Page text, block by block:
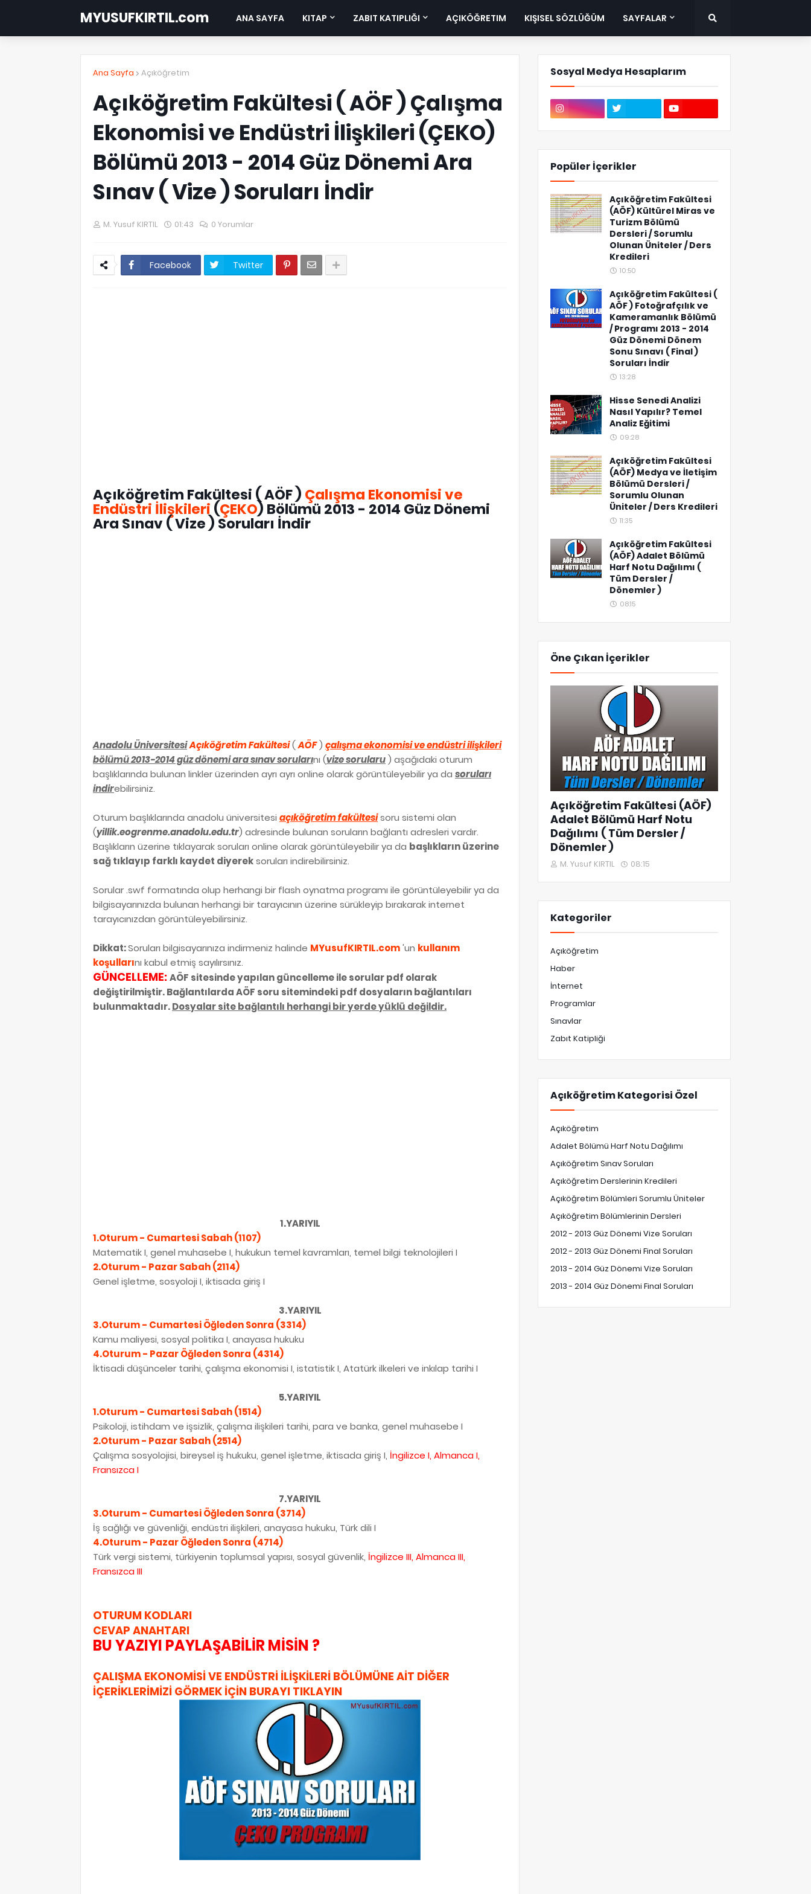
MYUSUFKIRTIL.com ANA SAYFA KITAP ZABIT KATIPLIĞI AÇIKÖĞRETIM KIŞISEL SÖZLÜĞÜM SAYFALAR
Ana Sayfa Açıköğretim
Açıköğretim Fakültesi ( AÖF ) Çalışma
Ekonomisi ve Endüstri İlişkileri (ÇEKO)
Bölümü 2013 - 2014 Güz Dönemi Ara
Sınav ( Vize ) Soruları İndir
M. Yusuf KIRTIL 01:43 0 Yorumlar
Facebook Twitter
Açıköğretim Fakültesi ( AÖF ) Çalışma Ekonomisi ve
Endüstri İlişkileri (ÇEKO) Bölümü 2013 - 2014 Güz Dönemi
Ara Sınav ( Vize ) Soruları İndir
Anadolu ÜniversitesiAçıköğretim Fakültesi(AÖF) çalışma ekonomisi ve endüstri ilişkileri
bölümü 2013-2014 güz dönemi ara sınav sorularını (vize sorularu ) aşağıdaki oturum
başlıklarında bulunan linkler üzerinden ayrı ayrı online olarak görüntüleyebilir ya da soruları
indirebilirsiniz.
Oturum başlıklarında anadolu üniversitesi açıköğretim fakültesisoru sistemi olan
(yillik.eogrenme.anadolu.edu.tr) adresinde bulunan soruların bağlantı adresleri vardır.
Başlıkların üzerine tıklayarak soruları online olarak görüntüleyebilir ya da başlıkların üzerine
sağ tıklayıp farklı kaydet diyereksoruları indirebilirsiniz.
Sorular .swf formatında olup herhangi bir flash oynatma programı ile görüntüleyebilir ya da
bilgisayarınızda bulunan herhangi bir tarayıcının üzerine sürükleyip bırakarak internet
tarayıcınızdan görüntüleyebilirsiniz.
Dikkat:Soruları bilgisayarınıza indirmeniz halinde MYusufKIRTIL.com'un kullanım
koşullarını kabul etmiş sayılırsınız.
GÜNCELLEME:AÖF sitesinde yapılan güncelleme ile sorular pdf olarak
değiştirilmiştir. Bağlantılarda AÖF soru sitemindeki pdf dosyaların bağlantıları
bulunmaktadır.Dosyalar site bağlantılı herhangi bir yerde yüklü değildir.
1.YARIYIL
1.Oturum - Cumartesi Sabah (1107)
Matematik I, genel muhasebe I, hukukun temel kavramları, temel bilgi teknolojileri I
2.Oturum - Pazar Sabah (2114)
Genel işletme, sosyoloji I, iktisada giriş I
3.YARIYIL
3.Oturum - Cumartesi Öğleden Sonra (3314)
Kamu maliyesi, sosyal politika I, anayasa hukuku
4.Oturum - Pazar Öğleden Sonra (4314)
İktisadi düşünceler tarihi, çalışma ekonomisi I, istatistik I, Atatürk ilkeleri ve inkılap tarihi I
5.YARIYIL
1.Oturum - Cumartesi Sabah (1514)
Psikoloji, istihdam ve işsizlik, çalışma ilişkileri tarihi, para ve banka, genel muhasebe I
2.Oturum - Pazar Sabah (2514)
Çalışma sosyolojisi, bireysel iş hukuku, genel işletme, iktisada giriş I, İngilizce I, Almanca I,
Fransızca I
7.YARIYIL
3.Oturum - Cumartesi Öğleden Sonra (3714)
İş sağlığı ve güvenliği, endüstri ilişkileri, anayasa hukuku, Türk dili I
4.Oturum - Pazar Öğleden Sonra (4714)
Türk vergi sistemi, türkiyenin toplumsal yapısı, sosyal güvenlik, İngilizce III, AlmancaIII,
FransızcaIII
OTURUM KODLARI
CEVAP ANAHTARI
BU YAZIYI PAYLAŞABİLİR MİSİN ?
ÇALIŞMA EKONOMİSİ VE ENDÜSTRİ İLİŞKİLERİ BÖLÜMÜNE AİT DİĞER
İÇERİKLERİMİZİ GÖRMEK İÇİN BURAYI TIKLAYIN
Sosyal Medya Hesaplarım
Popüler İçerikler
Açıköğretim Fakültesi
(AÖF) Kültürel Miras ve
Turizm Bölümü
Dersleri / Sorumlu
Olunan Üniteler / Ders
Kredileri
10:50
Açıköğretim Fakültesi (
AÖF ) Fotoğrafçılık ve
Kameramanlık Bölümü
/ Programı 2013 - 2014
Güz Dönemi Dönem
Sonu Sınavı ( Final )
Soruları İndir
13:28
Hisse Senedi Analizi
Nasıl Yapılır? Temel
Analiz Eğitimi
09:28
Açıköğretim Fakültesi
(AÖF) Medya ve İletişim
Bölümü Dersleri /
Sorumlu Olunan
Üniteler / Ders Kredileri
11:35
Açıköğretim Fakültesi
(AÖF) Adalet Bölümü
Harf Notu Dağılımı (
Tüm Dersler /
Dönemler )
08:15
Öne Çıkan İçerikler
Açıköğretim Fakültesi (AÖF)
Adalet Bölümü Harf Notu
Dağılımı ( Tüm Dersler /
Dönemler )
M. Yusuf KIRTIL 08:15
Kategoriler
Açıköğretim
Haber
İnternet
Programlar
Sınavlar
Zabıt Katipliği
Açıköğretim Kategorisi Özel
Açıköğretim
Adalet Bölümü Harf Notu Dağılımı
Açıköğretim Sınav Soruları
Açıköğretim Derslerinin Kredileri
Açıköğretim Bölümleri Sorumlu Üniteler
Açıköğretim Bölümlerinin Dersleri
2012 - 2013 Güz Dönemi Vize Soruları
2012 - 2013 Güz Dönemi Final Soruları
2013 - 2014 Güz Dönemi Vize Soruları
2013 - 2014 Güz Dönemi Final Soruları